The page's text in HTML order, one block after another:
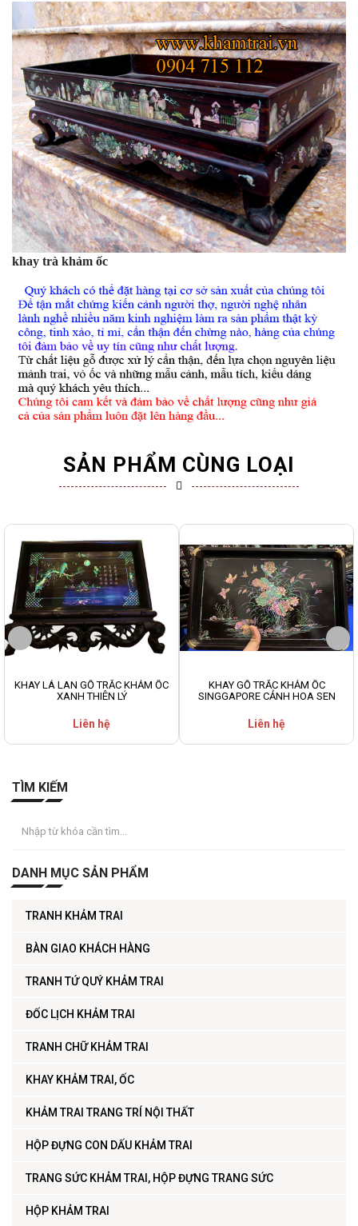
khay trà khảm ốc
SẢN PHẨM CÙNG LOẠI
KHAY LÁ LAN GỖ TRẮC KHẢM ỐC
XANH THIÊN LÝ
Liên hệ
KHAY GỖ TRẮC KHẢM ỐC
SINGGAPORE CẢNH HOA SEN
Liên hệ
TÌM KIẾM
DANH MỤC SẢN PHẨM
TRANH KHẢM TRAI
BÀN GIAO KHÁCH HÀNG
TRANH TỨ QUÝ KHẢM TRAI
ĐỐC LỊCH KHẢM TRAI
TRANH CHỮ KHẢM TRAI
KHAY KHẢM TRAI, ỐC
KHẢM TRAI TRANG TRÍ NỘI THẤT
HỘP ĐỰNG CON DẤU KHẢM TRAI
TRANG SỨC KHẢM TRAI, HỘP ĐỰNG TRANG SỨC
HỘP KHẢM TRAI